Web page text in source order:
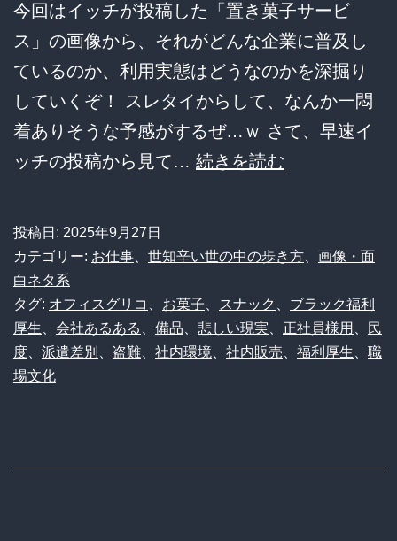
い
く
の
か？
そ
の
ぎ
理
由
考
今回はイッチが投稿した「置き菓子サービ
ス」の画像から、それがどんな企業に普及し
ているのか、利用実態はどうなのかを深掘り
していくぞ！ スレタイからして、なんか一悶
着ありそうな予感がするぜ…ｗ さて、早速イ
ッチの投稿から見て… 続きを読む
ス
眠
る
投稿日: 2025年9月27日
カテゴリー: お仕事、 世知辛い世の中の歩き方、 画像・面
白ネタ系
タグ: オフィスグリコ 、 お菓子、 スナック 、 ブラック福利
厚生、 会社あるある 、 備品、 悲しい現実、 正社員様用 、
民
度、 派遣差別 、 盗難、 社内環境、 社内販売、 福利厚生、 職
場文化